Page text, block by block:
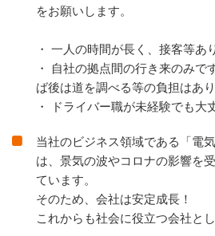
をお願いします。
・ 一人の時間が長く、接客等あ
・ 自社の拠点間の行き来のみで
ば後は道を調べる等の負担はあ
・ ドライバー職が未経験でも大
当社のビジネス領域である「電
は、景気の波やコロナの影響を
ています。
そのため、会社は安定成長！
これからも社会に役立つ会社と